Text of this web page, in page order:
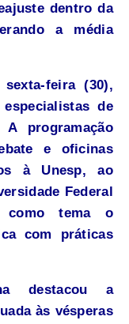
dentro da
a média
feira (30),
de
programação
e oficinas
à Unesp, ao
Federal
tema o
com práticas
destacou a
às vésperas